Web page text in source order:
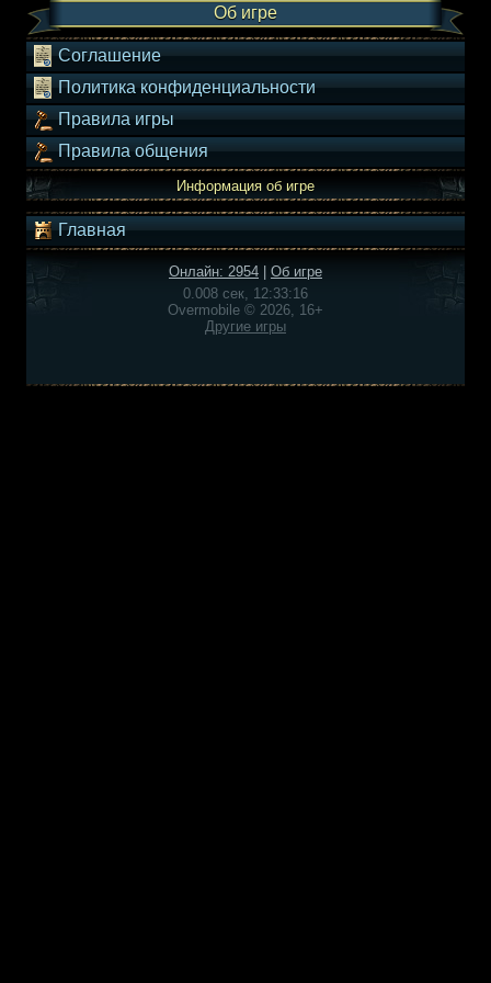
Об игре
Соглашение
Политика конфиденциальности
Правила игры
Правила общения
Информация об игре
Главная
Онлайн: 2954
Об игре
0.008 сек, 12:33:16
Overmobile © 2026, 16+
Другие игры